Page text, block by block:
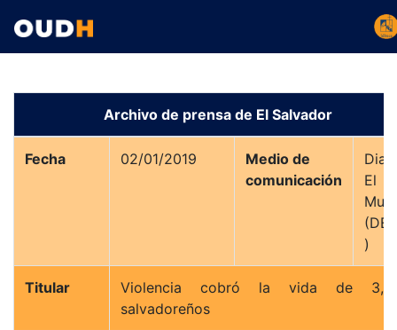
Archivo de prensa de El Salvador
Fecha 02/01/2019
Medio de
comunicación
El
)
Titular
Violencia cobró la vida de
salvadoreños